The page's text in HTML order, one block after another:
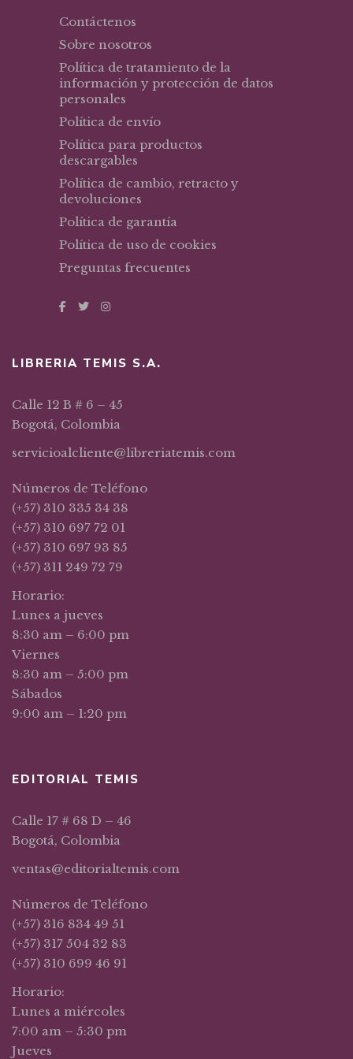
Contáctenos
Sobre nosotros
Política de tratamiento de la
información y protección de datos
personales
Política de envío
Política para productos
descargables
Política de cambio, retracto y
devoluciones
Política de garantía
Política de uso de cookies
Preguntas frecuentes
LIBRERIA TEMIS S.A.
Calle 12 B # 6 – 45
Bogotá, Colombia
servicioalcliente@libreriatemis.com
Números de Teléfono
(+57) 310 335 34 38
(+57) 310 697 72 01
(+57) 310 697 93 85
(+57) 311 249 72 79
Horario:
Lunes a jueves
8:30 am – 6:00 pm
Viernes
8:30 am – 5:00 pm
Sábados
9:00 am – 1:20 pm
EDITORIAL TEMIS
Calle 17 # 68 D – 46
Bogotá, Colombia
ventas@editorialtemis.com
Números de Teléfono
(+57) 316 834 49 51
(+57) 317 504 32 83
(+57) 310 699 46 91
Horario:
Lunes a miércoles
7:00 am – 5:30 pm
Jueves